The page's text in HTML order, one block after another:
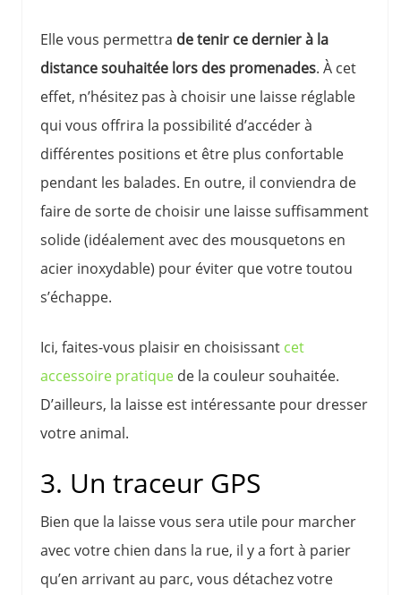
Elle vous permettra de tenir ce dernier à la
distance souhaitée lors des promenades. À cet
effet, n’hésitez pas à choisir une laisse réglable
qui vous offrira la possibilité d’accéder à
différentes positions et être plus confortable
pendant les balades. En outre, il conviendra de
faire de sorte de choisir une laisse suffisamment
solide (idéalement avec des mousquetons en
acier inoxydable) pour éviter que votre toutou
s’échappe.
Ici, faites-vous plaisir en choisissant cet
accessoire pratique de la couleur souhaitée.
D’ailleurs, la laisse est intéressante pour dresser
votre animal.
3. Un traceur GPS
Bien que la laisse vous sera utile pour marcher
avec votre chien dans la rue, il y a fort à parier
qu’en arrivant au parc, vous détachez votre